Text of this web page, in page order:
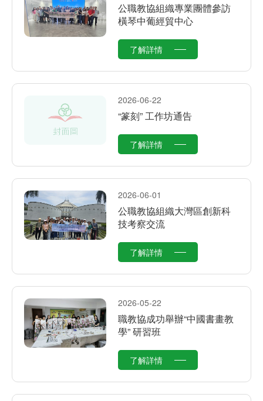
公職教協組織專業團體參訪
橫琴中葡經貿中心
了解詳情
2026-06-22
“篆刻” 工作坊通告
了解詳情
2026-06-01
公職教協組織大灣區創新科
技考察交流
了解詳情
2026-05-22
職教協成功舉辦“中國書畫教
學” 研習班
了解詳情